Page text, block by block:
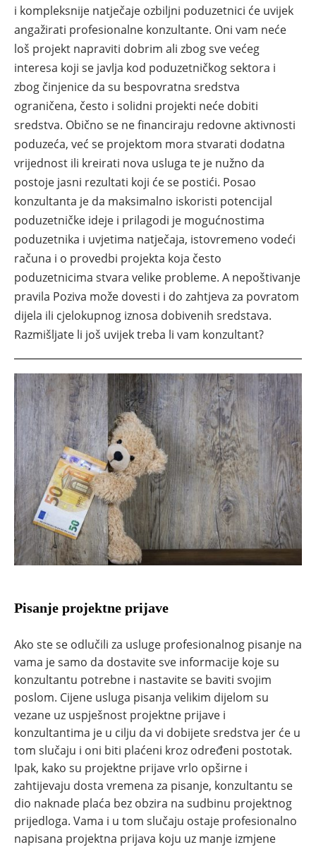
i kompleksnije natječaje ozbiljni poduzetnici će uvijek
angažirati profesionalne konzultante. Oni vam neće
loš projekt napraviti dobrim ali zbog sve većeg
interesa koji se javlja kod poduzetničkog sektora i
zbog činjenice da su bespovratna sredstva
ograničena, često i solidni projekti neće dobiti
sredstva. Obično se ne financiraju redovne aktivnosti
poduzeća, već se projektom mora stvarati dodatna
vrijednost ili kreirati nova usluga te je nužno da
postoje jasni rezultati koji će se postići. Posao
konzultanta je da maksimalno iskoristi potencijal
poduzetničke ideje i prilagodi je mogućnostima
poduzetnika i uvjetima natječaja, istovremeno vodeći
računa i o provedbi projekta koja često
poduzetnicima stvara velike probleme. A nepoštivanje
pravila Poziva može dovesti i do zahtjeva za povratom
dijela ili cjelokupnog iznosa dobivenih sredstava.
Razmišljate li još uvijek treba li vam konzultant?
Pisanje projektne prijave
Ako ste se odlučili za usluge profesionalnog pisanje na
vama je samo da dostavite sve informacije koje su
konzultantu potrebne i nastavite se baviti svojim
poslom. Cijene usluga pisanja velikim dijelom su
vezane uz uspješnost projektne prijave i
konzultantima je u cilju da vi dobijete sredstva jer će u
tom slučaju i oni biti plaćeni kroz određeni postotak.
Ipak, kako su projektne prijave vrlo opširne i
zahtijevaju dosta vremena za pisanje, konzultantu se
dio naknade plaća bez obzira na sudbinu projektnog
prijedloga. Vama i u tom slučaju ostaje profesionalno
napisana projektna prijava koju uz manje izmjene